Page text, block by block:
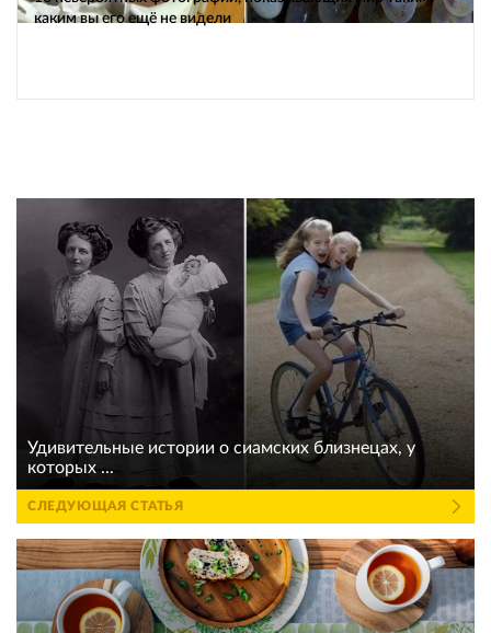
каким вы его ещё не видели
Удивительные истории о сиамских близнецах, у
которых ...
СЛЕДУЮЩАЯ СТАТЬЯ